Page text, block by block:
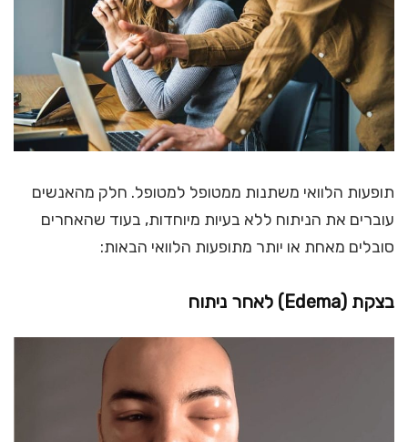
תופעות הלוואי משתנות ממטופל למטופל. חלק מהאנשים
עוברים את הניתוח ללא בעיות מיוחדות, בעוד שהאחרים
סובלים מאחת או יותר מתופעות הלוואי הבאות:
בצקת (
Edema) לאחר ניתוח